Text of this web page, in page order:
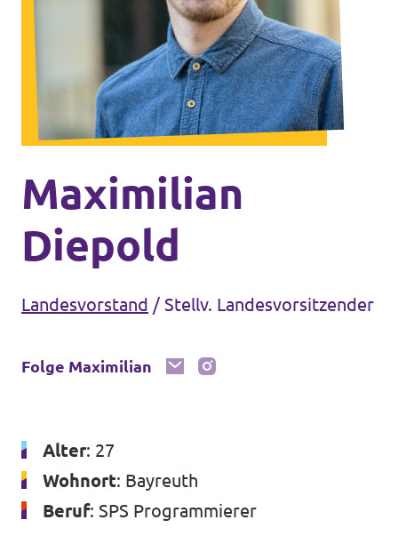
Unsere Events
Mache bei uns mit!
Deine Spende für Volt!
Impressum
Kontakt
Maximilian
Diepold
Landesvorstand / Stellv. Landesvorsitzender
Folge Maximilian
Alter: 27
Wohnort: Bayreuth
Beruf: SPS Programmierer